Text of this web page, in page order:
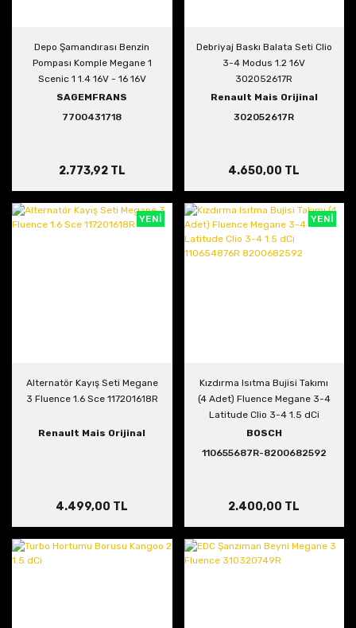
Depo Şamandırası Benzin
Pompası Komple Megane 1
Scenic 1 1.4 16V - 16 16V
SAGEMFRANS
7700431718
2.773,92 TL
Debriyaj Baskı Balata Seti Clio
3-4 Modus 1.2 16V
302052617R
Renault Mais Orijinal
302052617R
4.650,00 TL
YENİ
Alternatör Kayış Seti Megane
3 Fluence 1.6 Sce 117201618R
Renault Mais Orijinal
4.499,00 TL
YENİ
Kızdırma Isıtma Bujisi Takımı
(4 Adet) Fluence Megane 3-4
Latitude Clio 3-4 1.5 dCi
110654876R 8200682592
BOSCH
110655687R-8200682592
2.400,00 TL